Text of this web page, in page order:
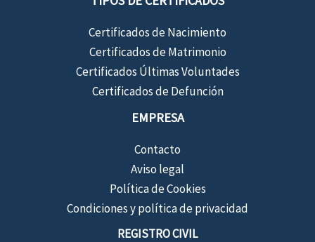
Certificados de Nacimiento
Certificados de Matrimonio
Certificados Últimas Voluntades
Certificados de Defunción
EMPRESA
Contacto
Aviso legal
Política de Cookies
Condiciones y política de privacidad
REGISTRO CIVIL